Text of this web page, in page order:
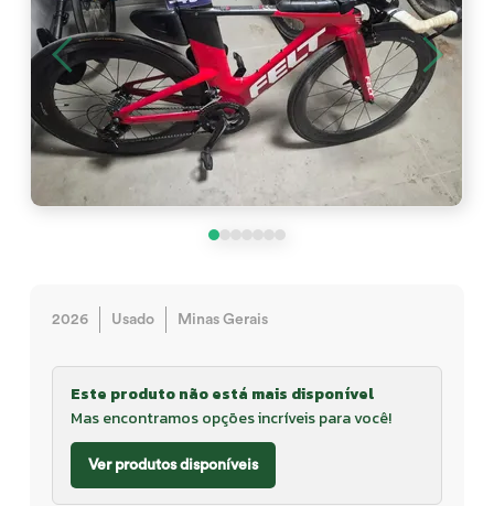
2026 Usado Minas Gerais
Este produto não está mais disponível
Mas encontramos opções incríveis para você!
Ver produtos disponíveis